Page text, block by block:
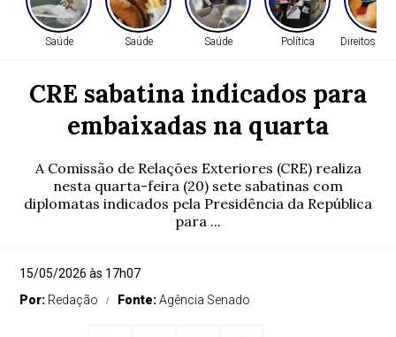
Saúde Saúde Saúde Política Direitos
CRE sabatina indicados para
embaixadas na quarta
A Comissão de Relações Exteriores (CRE) realiza
nesta quarta-feira (20) sete sabatinas com
diplomatas indicados pela Presidência da República
para ...
15/05/2026 às 17h07
Por: Redação Fonte:Agência Senado